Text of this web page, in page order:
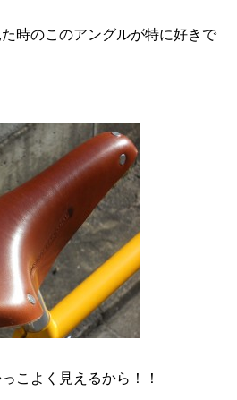
時のこのアングルが特に好きで
こよく見えるから！！